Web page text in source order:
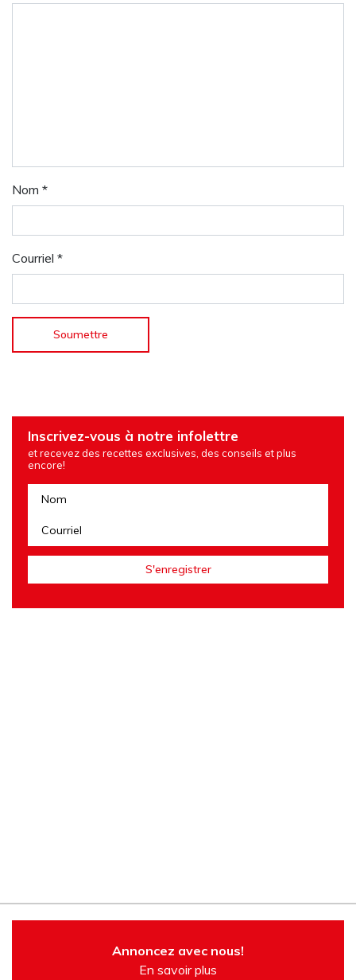
Nom *
Courriel *
Inscrivez-vous à notre infolettre
et recevez des recettes exclusives, des conseils et plus
encore!
Annoncez avec nous!
En savoir plus